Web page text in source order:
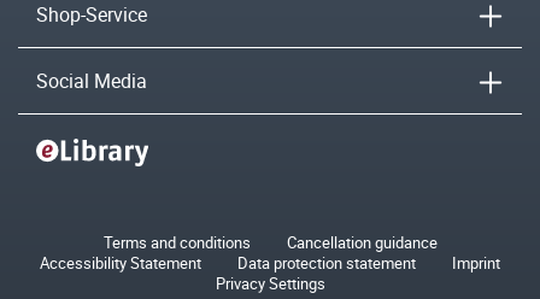
Shop-Service
Social Media
Terms and conditions
Cancellation guidance
Accessibility Statement
Data protection statement
Imprint
Privacy Settings